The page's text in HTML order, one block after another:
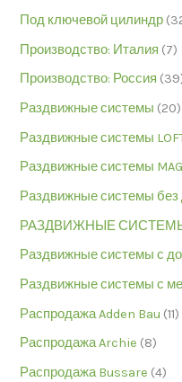
Под ключевой цилиндр
Производство: Италия (7)
Производство: Россия
Раздвижные системы (20)
Раздвижные системы
Раздвижные системы
Раздвижные системы без
РАЗДВИЖНЫЕ
Раздвижные системы с
Раздвижные системы с
Распродажа Adden Bau (11)
Распродажа Archie (8)
Распродажа Bussare (4)